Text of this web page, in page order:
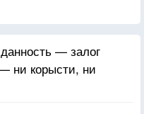
— залог
ни корысти, ни